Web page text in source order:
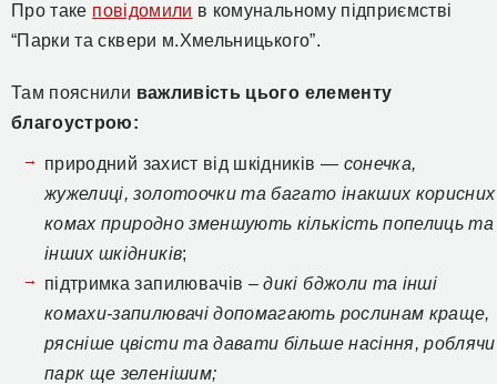
Про таке повідомили в комунальному підприємстві
“Парки та сквери м.Хмельницького”.
Там пояснили важливість цього елементу
благоустрою:
природний захист від шкідників — сонечка,
жужелиці, золотоочки та багато інакших корисних
комах природно зменшують кількість попелиць та
інших шкідників;
підтримка запилювачів –дикі бджоли та інші
комахи-запилювачі допомагають рослинам краще,
рясніше цвісти та давати більше насіння, роблячи
парк ще зеленішим;